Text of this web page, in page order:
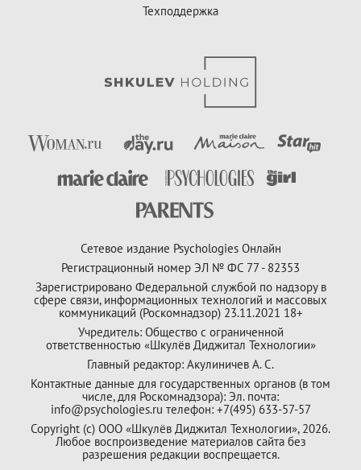
Техподдержка
Сетевое издание Psychologies Онлайн
Регистрационный номер ЭЛ № ФС 77 - 82353
Зарегистрировано Федеральной службой по надзору в
сфере связи, информационных технологий и массовых
коммуникаций (Роскомнадзор) 23.11.2021 18+
Учредитель: Общество с ограниченной
ответственностью «Шкулёв Диджитал Технологии»
Главный редактор: Акулиничев А. С.
Контактные данные для государственных органов (в том
числе, для Роскомнадзора): Эл. почта:
info@psychologies.ru телефон: +7(495) 633-57-57
Copyright (с) ООО «Шкулёв Диджитал Технологии», 2026.
Любое воспроизведение материалов сайта без
разрешения редакции воспрещается.